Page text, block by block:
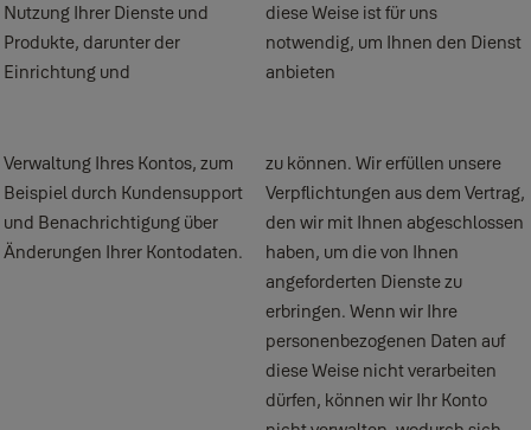
Nutzung Ihrer Dienste und
Produkte, darunter der
Einrichtung und
diese Weise ist für uns
notwendig, um Ihnen den Dienst
anbieten
Verwaltung Ihres Kontos, zum
Beispiel durch Kundensupport
und Benachrichtigung über
Änderungen Ihrer Kontodaten.
zu können. Wir erfüllen unsere
Verpflichtungen aus dem Vertrag,
den wir mit Ihnen abgeschlossen
haben, um die von Ihnen
angeforderten Dienste zu
erbringen. Wenn wir Ihre
personenbezogenen Daten auf
diese Weise nicht verarbeiten
dürfen, können wir Ihr Konto